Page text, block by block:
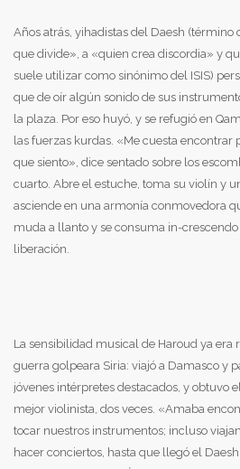
Años atrás, yihadistas del Daesh (término
que divide», a «quien crea discordia» y
suele utilizar como sinónimo del ISIS)
que de oír algún sonido de sus
la plaza. Por eso huyó, y se refugió en
las fuerzas kurdas. «Me cuesta encontrar
que siento», dice sentado sobre los
cuarto. Abre el estuche, toma su violín y
asciende en una armonía conmovedora
muda a llanto y se consuma in-
liberación.
La sensibilidad musical de Haroud ya era
guerra golpeara Siria: viajó a Damasco y
jóvenes intérpretes destacados, y obtuvo
mejor violinista, dos veces. «Amaba
tocar nuestros instrumentos; incluso
hacer conciertos, hasta que llegó el